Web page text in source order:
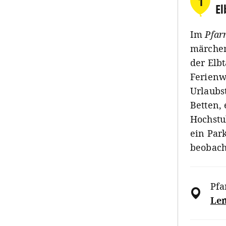
Im
der
Betten,
ein